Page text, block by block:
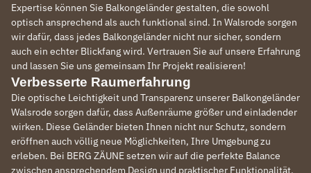
Expertise können Sie Balkongeländer gestalten, die sowohl
optisch ansprechend als auch funktional sind. In Walsrode sorgen
wir dafür, dass jedes Balkongeländer nicht nur sicher, sondern
auch ein echter Blickfang wird. Vertrauen Sie auf unsere Erfahrung
und lassen Sie uns gemeinsam Ihr Projekt realisieren!
Verbesserte Raumerfahrung
Die optische Leichtigkeit und Transparenz unserer Balkongeländer
Walsrode sorgen dafür, dass Außenräume größer und einladender
wirken. Diese Geländer bieten Ihnen nicht nur Schutz, sondern
eröffnen auch völlig neue Möglichkeiten, Ihre Umgebung zu
erleben. Bei BERG ZÄUNE setzen wir auf die perfekte Balance
zwischen ansprechendem Design und praktischer Funktionalität,